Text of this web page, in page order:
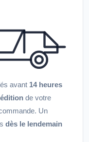
avant 14 heures
de votre
Un
dès le lendemain